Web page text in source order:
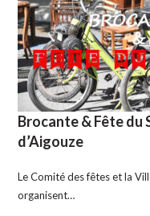
Brocante & Fête du
d’Aigouze
Le Comité des fêtes et la
organisent…